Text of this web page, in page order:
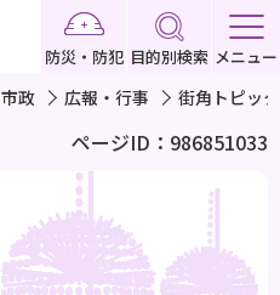
防災・防犯 目的別検索 メニュー
市政 広報・行事 街角トピッ
ページID：986851033